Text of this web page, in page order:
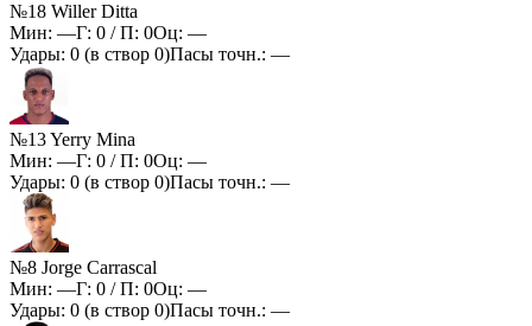
№18 Willer Ditta
Мин: —Г: 0 / П: 0Оц: —
Удары: 0 (в створ 0)Пасы точн.: —
№13 Yerry Mina
Мин: —Г: 0 / П: 0Оц: —
Удары: 0 (в створ 0)Пасы точн.: —
№8 Jorge Carrascal
Мин: —Г: 0 / П: 0Оц: —
Удары: 0 (в створ 0)Пасы точн.: —